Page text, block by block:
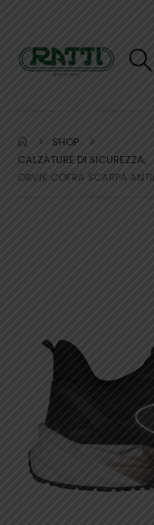
SHOP
CALZATURE DI SICUREZZA,
ORVIK COFRA SCARPA